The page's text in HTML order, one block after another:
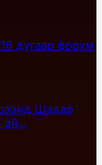
дугаар форум
Шадар